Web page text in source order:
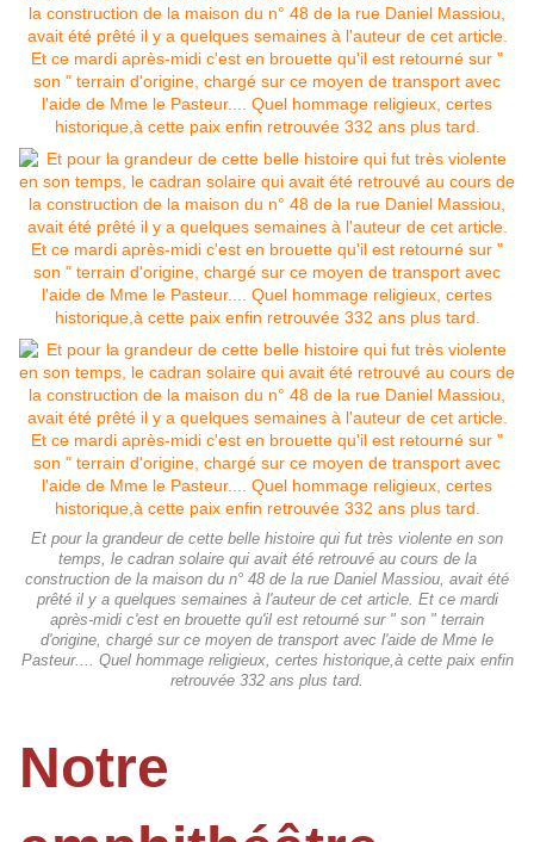
Et pour la grandeur de cette belle histoire qui fut très violente en son
temps, le cadran solaire qui avait été retrouvé au cours de la
construction de la maison du n° 48 de la rue Daniel Massiou, avait été
prêté il y a quelques semaines à l'auteur de cet article. Et ce mardi
après-midi c'est en brouette qu'il est retourné sur " son " terrain
d'origine, chargé sur ce moyen de transport avec l'aide de Mme le
Pasteur.... Quel hommage religieux, certes historique,à cette paix enfin
retrouvée 332 ans plus tard.
Notre